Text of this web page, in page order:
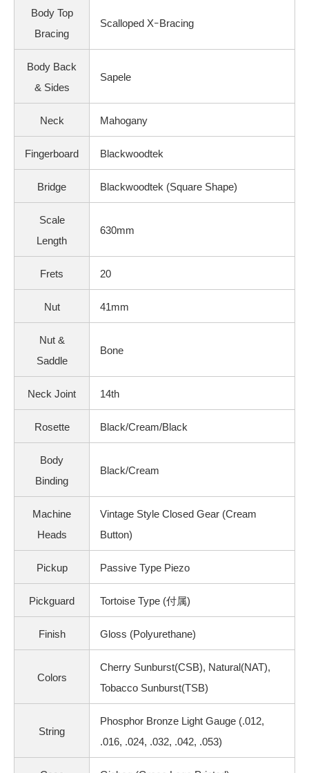
Body Top
Bracing
Scalloped XｰBracing
Body Back
& Sides
Sapele
Neck Mahogany
Fingerboard Blackwoodtek
Bridge Blackwoodtek (Square Shape)
Scale
Length
630mm
Frets 20
Nut 41mm
Nut &
Saddle
Bone
Neck Joint 14th
Rosette Black/Cream/Black
Body
Binding
Black/Cream
Machine
Heads
Vintage Style Closed Gear (Cream
Button)
Pickup Passive Type Piezo
Pickguard Tortoise Type (付属)
Finish Gloss (Polyurethane)
Colors
Cherry Sunburst(CSB), Natural(NAT),
Tobacco Sunburst(TSB)
String
Phosphor Bronze Light Gauge (.012,
.016, .024, .032, .042, .053)